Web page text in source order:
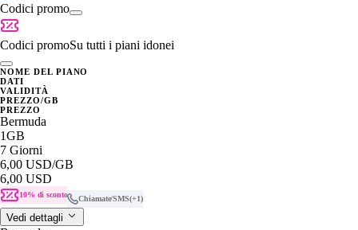
Codici promo
Codici promoSu tutti i piani idonei
NOME DEL PIANO
DATI
VALIDITÀ
PREZZO/GB
PREZZO
Bermuda
1GB
7 Giorni
6,00 USD/GB
6,00 USD
10% di sconto Chiamate/SMS(+1)
Vedi dettagli